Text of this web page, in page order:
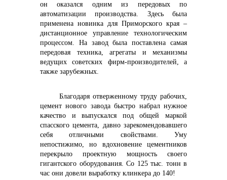
он оказался одним из передовых по
автоматизации производства. Здесь была
применена новинка для Приморского края –
дистанционное управление технологическим
процессом. На завод была поставлена самая
передовая техника, агрегаты и механизмы
ведущих советских фирм-производителей, а
также зарубежных.
Благодаря отверженному труду рабочих,
цемент нового завода быстро набрал нужное
качество и выпускался под общей маркой
спасского цемента, давно зарекомендовавшего
себя отличными свойствами. Уму
непостижимо, но вдохновение цементников
перекрыло проектную мощность своего
гигантского оборудования. Со 125 тыс. тонн в
час они довели выработку клинкера до 140!